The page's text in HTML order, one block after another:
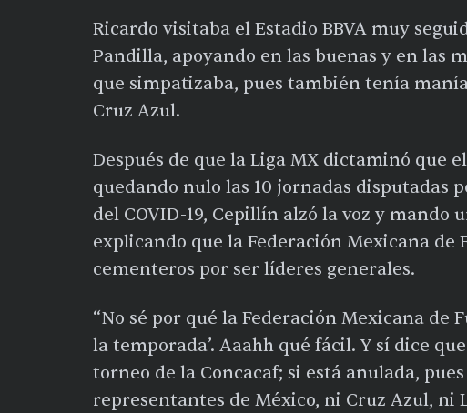
Ricardo visitaba el Estadio BBVA muy
Pandilla, apoyando en las buenas y en las
que simpatizaba, pues también tenía
Cruz Azul.
Después de que la Liga MX dictaminó que
quedando nulo las 10 jornadas disputadas
del COVID-19, Cepillín alzó la voz y mando
explicando que la Federación Mexicana
cementeros por ser líderes generales.
“No sé por qué la Federación Mexicana de
la temporada’. Aaahh qué fácil. Y sí dice
torneo de la Concacaf; si está anulada,
representantes de México, ni Cruz Azul, ni